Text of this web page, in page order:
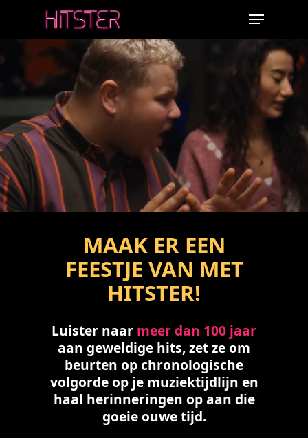
content
Menu
MAAK ER EEN
FEESTJE VAN MET
HITSTER!
Luister naar meer dan 100 jaar
aan geweldige hits, zet ze om
beurten op chronologische
volgorde op je muziektijdlijn en
haal herinneringen op aan die
goeie ouwe tijd.